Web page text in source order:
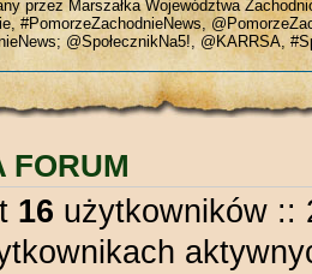
przez Marszałka Województwa
#PomorzeZachodnieNews,
@SpołecznikNa5!, @KARRSA,
FORUM
16 użytkowników ::